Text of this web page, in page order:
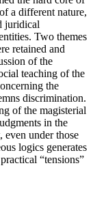
a different nature,
juridical
Two themes
retained and
of the
teaching of the
the
discrimination.
of the magisterial
in the
even under those
logics generates
“tensions”